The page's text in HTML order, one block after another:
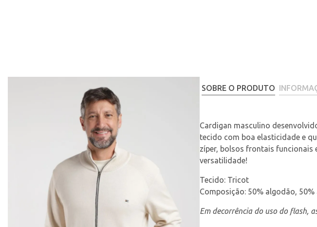
SOBRE O PRODUTO
Cardigan masculino
tecido com boa elasticidade e
zíper, bolsos frontais funcionais
versatilidade!
Tecido: Tricot
Composição: 50% algodão, 50%
Em decorrência do uso do flash,